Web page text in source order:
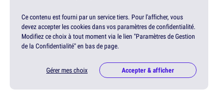
Ce contenu est fourni par un service tiers. Pour l'afficher, vous
devez accepter les cookies dans vos paramètres de confidentialité.
Modifiez ce choix à tout moment via le lien "Paramètres de Gestion
de la Confidentialité" en bas de page.
Gérer mes choix Accepter & afficher